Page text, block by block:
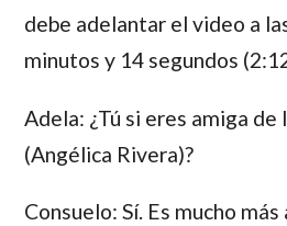
debe adelantar el video a
minutos y 14 segundos
Adela: ¿Tú si eres amiga de
(Angélica Rivera)?
Consuelo: Sí. Es mucho